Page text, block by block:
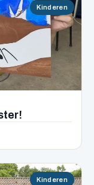
Kinderen
Kinderen